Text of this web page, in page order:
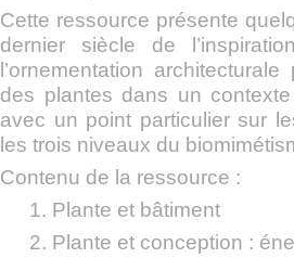
Cette ressource présente
dernier siècle de
l’ornementation
des plantes dans un
avec un point particulier sur
les trois niveaux du
Contenu de la ressource :
Plante et bâtiment
Plante et conception :